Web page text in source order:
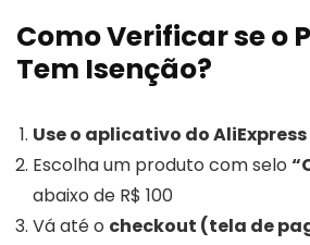
Como Verificar se o
Tem Isenção?
Use o aplicativo do
Escolha um produto com selo
abaixo de R$ 100
Vá até o checkout (tela de